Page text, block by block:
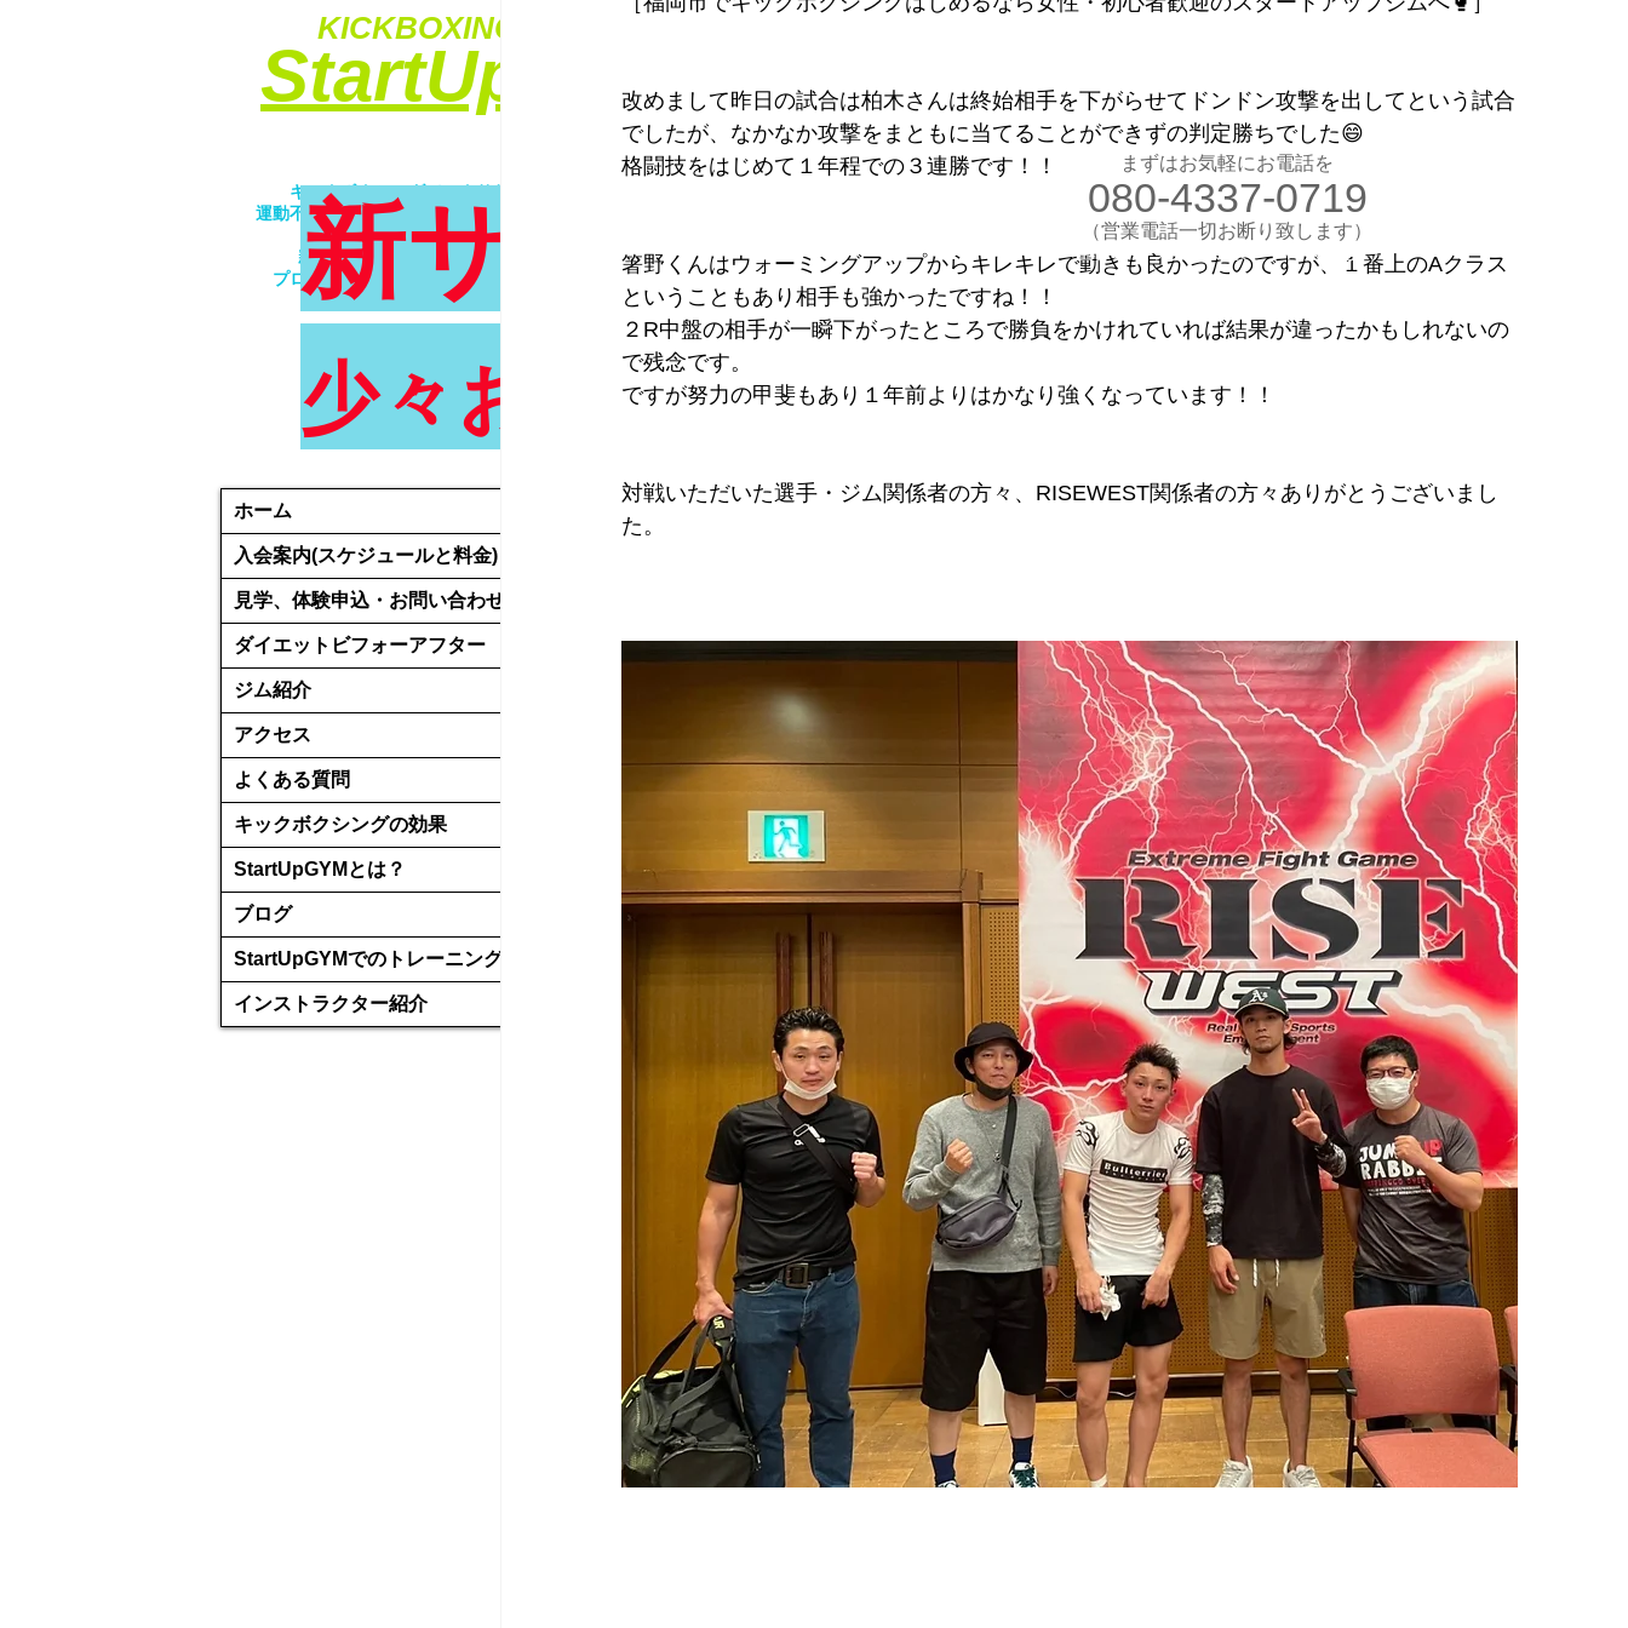
KICKBOXING&FITNESS
​StartUpGYM 080-4337-0719
（営業電話一切お断り）
理想のカラダ・健康を手に入れよう
ホーム
入会案内(スケジュールと料金)
見学、体験申込・お問い合わせ
ダイエットビフォーアフター
ジム紹介
アクセス
よくある質問
キックボクシングの効果
StartUpGYMとは？
ブログ
StartUpGYMでのトレーニング
インストラクター紹介
［重要］料金改定のお知らせ
​体験入会実施中
​キックボクシングでエクササイズ
運動不足解消・ダイエット・ストレス発散
​女性・未経験者歓迎！！
親子で一緒にトレーニング！！
プロが優しく丁寧に指導致します！！
新サイトに移動します
少々お待ちください
改めまして昨日の試合は柏木さんは終始相手を下がらせてドンドン攻撃を出してという試合
でしたが、なかなか攻撃をまともに当てることができずの判定勝ちでした😄
格闘技をはじめて１年程での３連勝です！！
箸野くんはウォーミングアップからキレキレで動きも良かったのですが、１番上のAクラス
ということもあり相手も強かったですね！！
２R中盤の相手が一瞬下がったところで勝負をかけれていれば結果が違ったかもしれないの
で残念です。
ですが努力の甲斐もあり１年前よりはかなり強くなっています！！
対戦いただいた選手・ジム関係者の方々、RISEWEST関係者の方々ありがとうございまし
た。
まずはお気軽にお電話を
080-4337-0719
​（営業電話一切お断り致します）
​理想のカラダ・健康を手に入れよう